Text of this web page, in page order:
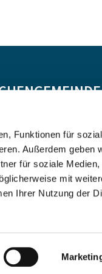
Funktionen für
Außerdem geben
für soziale Medien,
mit
Ihrer Nutzung der
Bank
Altholstein